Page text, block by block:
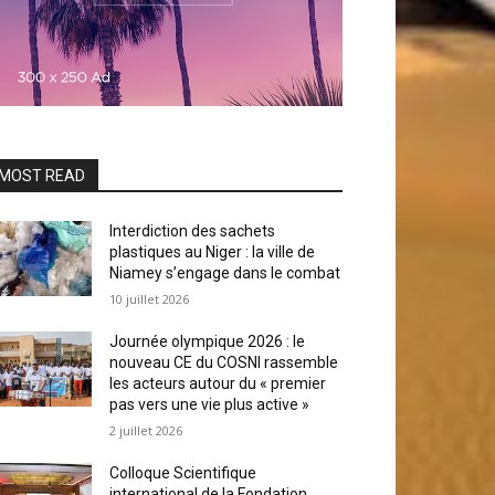
READ
Interdiction des sachets
plastiques au Niger : la ville de
Niamey s’engage dans le combat
10 juillet 2026
Journée olympique 2026 : le
nouveau CE du COSNI rassemble
les acteurs autour du « premier
pas vers une vie plus active »
2 juillet 2026
Colloque Scientifique